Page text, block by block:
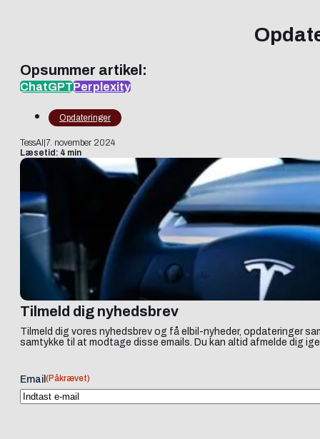
Opsummer artikel:
ChatGPTPerplexity
Opdateringer
TessAI 7. november 2024
Læsetid: 4 min
Tilmeld dig nyhedsbrev
Tilmeld dig vores nyhedsbrev og få elbil-nyheder, opdateringer
samtykke til at modtage disse emails. Du kan altid afmelde dig
Email (Påkrævet)